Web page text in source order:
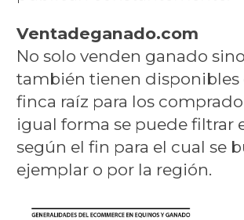
Ventadeganado.com
No solo venden ganado
también tienen disponibles
finca raíz para los
igual forma se puede filtrar
según el fin para el cual se
ejemplar o por la región.